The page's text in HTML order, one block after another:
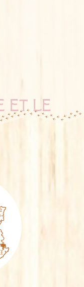
et le